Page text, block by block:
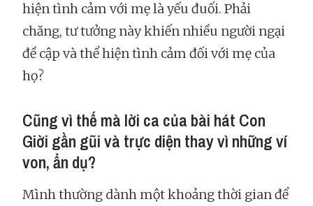
hiện tình cảm với mẹ là yếu đuối. Phải
chăng, tư tưởng này khiến nhiều người ngại
đề cập và thể hiện tình cảm đối với mẹ của
họ?
Cũng vì thế mà lời ca của bài hát Con
Giời gần gũi và trực diện thay vì những ví
von, ẩn dụ?
Mình thường dành một khoảng thời gian để